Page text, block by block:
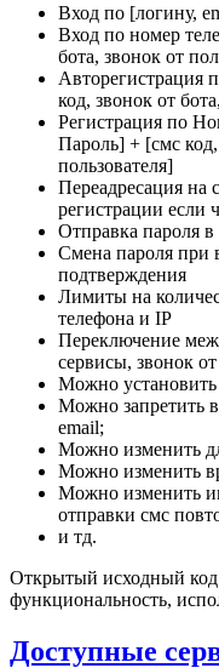
Вход по [логину,
Вход по номер
бота, звонок от
Авторегистрация
код, звонок от
Регистрация по
Пароль] + [смс
пользователя]
Переадресация на
регистрации если
Отправка пароля в
Смена пароля при
подтверждения
Лимиты на
телефона и IP
Переключение
сервисы, звонок
Можно установить
Можно запретить
email;
Можно изменить
Можно изменить
Можно изменить
отправки смс
и тд.
Открытый исходный код
функциональность,
Доступные